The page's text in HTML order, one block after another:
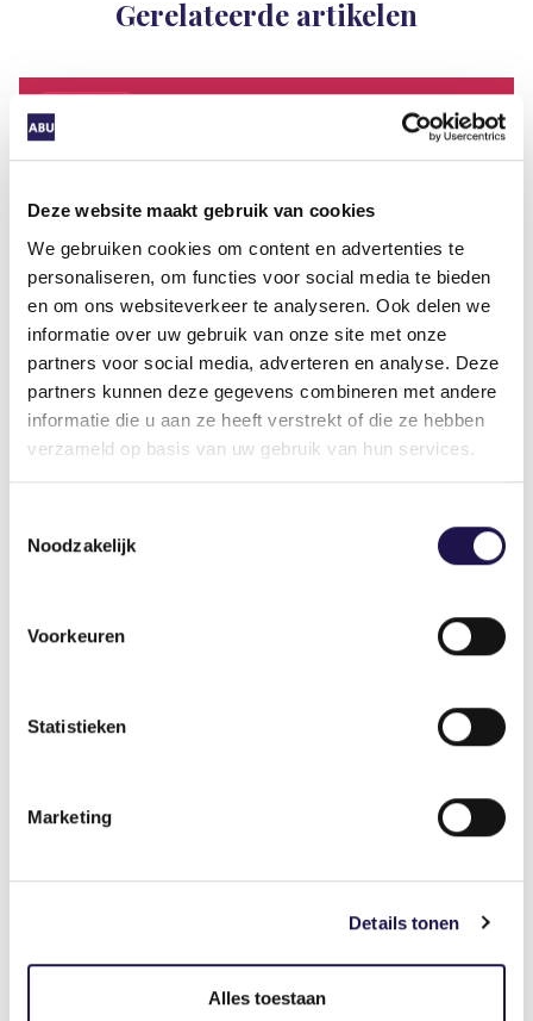
Deze website maakt gebruik van cookies
We gebruiken cookies om content en advertenties te
personaliseren, om functies voor social media te bieden
en om ons websiteverkeer te analyseren. Ook delen we
informatie over uw gebruik van onze site met onze
partners voor social media, adverteren en analyse. Deze
partners kunnen deze gegevens combineren met andere
informatie die u aan ze heeft verstrekt of die ze hebben
verzameld op basis van uw gebruik van hun services.
Noodzakelijk
Voorkeuren
Statistieken
Marketing
Details tonen
Alles toestaan
Gerelateerde artikelen
ABU: ‘Pak misstanden vleessector
gericht aan, inleenverbod lost niets
op’
De ABU roept op tot het keihard aanpakken van
Samen weet je meer: doe mee met
zoeken. Stel je vraag en krijg reacties van